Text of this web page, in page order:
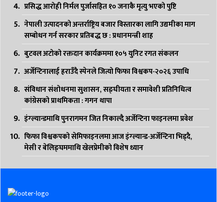
प्रसिद्ध आरोही निर्मल पुर्जासहित १० जनाकै मृत्यु भएको पुष्टि
नेपाली उत्पादनको अन्तर्राष्ट्रिय बजार विस्तारका लागि उद्यमीका माग
सम्बोधन गर्न सरकार प्रतिबद्ध छ : प्रधानमन्त्री शाह
बुटवल अटोको रक्तदान कार्यक्रममा १०५ युनिट रगत संकलन
अर्जेन्टिनालाई हराउँदै स्पेनले जित्यो फिफा विश्वकप-२०२६ उपाधि
संविधान संशोधनमा सुशासन, सङ्घीयता र समावेशी प्रतिनिधित्व
कांग्रेसको प्राथमिकता : गगन थापा
इंग्ल्यान्डमाथि पुनरागमन जित निकाल्दै अर्जेन्टिना फाइनलमा प्रवेश
फिफा विश्वकपको सेमिफाइनलमा आज इंग्ल्यान्ड-अर्जेन्टिना भिड्दै,
मेसी र बेलिङ्घममाथि खेलप्रेमीको विशेष ध्यान